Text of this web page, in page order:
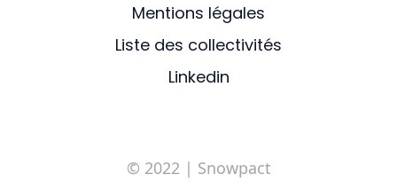
Mentions légales
Liste des collectivités
Linkedin
© 2022 | Snowpact